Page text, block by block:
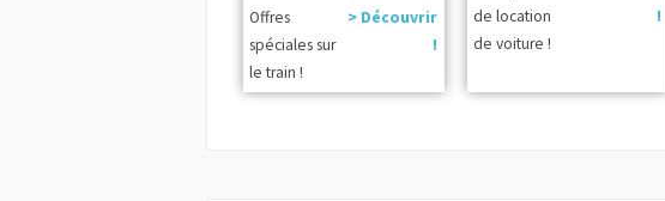
Offres
spéciales sur
le train !
> Découvrir
!
de location
de voiture !
!